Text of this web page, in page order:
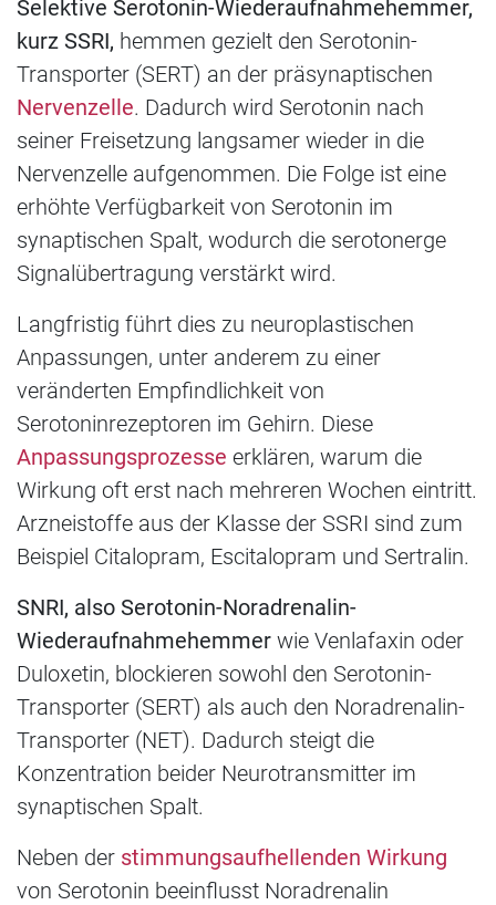
Selektive Serotonin-Wiederaufnahmehemmer,
kurz SSRI, hemmen gezielt den Serotonin-
Transporter (SERT) an der präsynaptischen
Nervenzelle. Dadurch wird Serotonin nach
seiner Freisetzung langsamer wieder in die
Nervenzelle aufgenommen. Die Folge ist eine
erhöhte Verfügbarkeit von Serotonin im
synaptischen Spalt, wodurch die serotonerge
Signalübertragung verstärkt wird.
Langfristig führt dies zu neuroplastischen
Anpassungen, unter anderem zu einer
veränderten Empfindlichkeit von
Serotoninrezeptoren im Gehirn. Diese
Anpassungsprozesse erklären, warum die
Wirkung oft erst nach mehreren Wochen eintritt.
Arzneistoffe aus der Klasse der SSRI sind zum
Beispiel Citalopram, Escitalopram und Sertralin.
SNRI, also Serotonin-Noradrenalin-
Wiederaufnahmehemmer wie Venlafaxin oder
Duloxetin, blockieren sowohl den Serotonin-
Transporter (SERT) als auch den Noradrenalin-
Transporter (NET). Dadurch steigt die
Konzentration beider Neurotransmitter im
synaptischen Spalt.
Neben der stimmungsaufhellenden Wirkung
von Serotonin beeinflusst Noradrenalin